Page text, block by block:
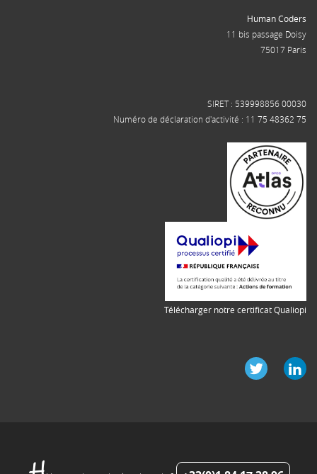
Human Coders
11 bis passage Doisy
75017 Paris
SIRET : 539998856 00030
Numéro de déclaration d'activité : 11 75 48362 75
Télécharger notre certificat Qualiopi